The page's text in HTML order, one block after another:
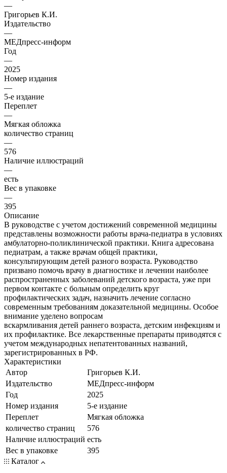
—
Григорьев К.И.
Издательство
—
МЕДпресс-информ
Год
—
2025
Номер издания
—
5-е издание
Переплет
—
Мягкая обложка
количество страниц
—
576
Наличие иллюстраций
—
есть
Вес в упаковке
—
395
Описание
В руководстве с учетом достижений современной медицины
представлены возможности работы врача-педиатра в условиях
амбулаторно-поликлинической практики. Книга адресована
педиатрам, а также врачам общей практики,
консультирующим детей разного возраста. Руководство
призвано помочь врачу в диагностике и лечении наиболее
распространенных заболеваний детского возраста, уже при
первом контакте с больным определить круг
профилактических задач, назначить лечение согласно
современным требованиям доказательной медицины. Особое
внимание уделено вопросам
вскармливания детей раннего возраста, детским инфекциям и
их профилактике. Все лекарственные препараты приводятся с
учетом международных непатентованных названий,
зарегистрированных в РФ.
Характеристики
Автор
Григорьев К.И.
Издательство
МЕДпресс-информ
Год
2025
Номер издания
5-е издание
Переплет
Мягкая обложка
количество страниц
576
Наличие иллюстраций есть
Вес в упаковке
395
Каталог